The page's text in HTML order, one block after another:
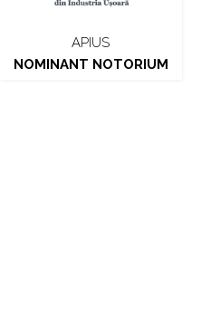
APIUS
NOMINANT NOTORIUM